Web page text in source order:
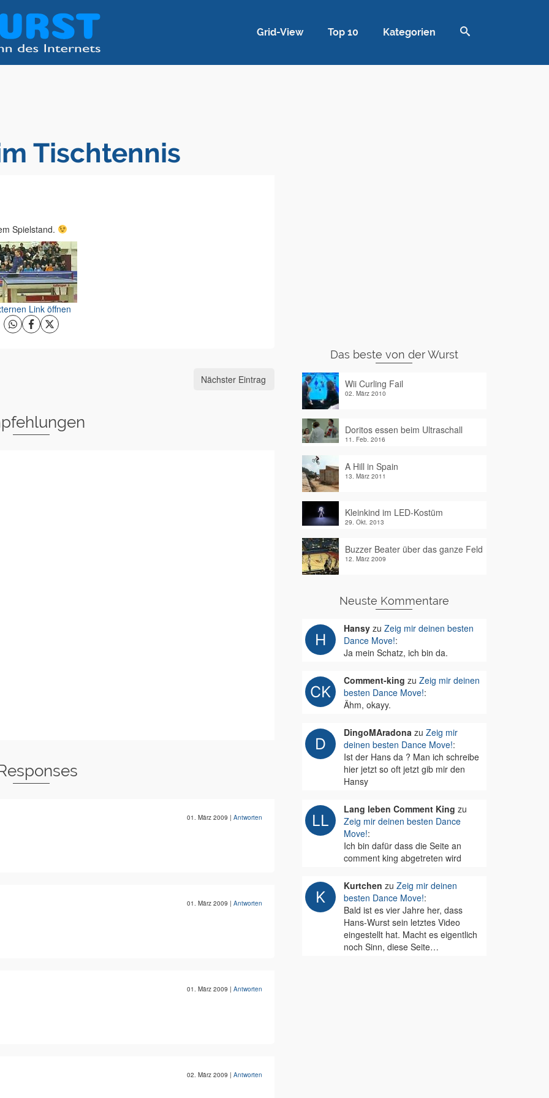
Grid-View Top 10 Kategorien
Tischtennis
Spielstand.
Link öffnen
Nächster Eintrag
01. März 2009 | Antworten
01. März 2009 | Antworten
01. März 2009 | Antworten
02. März 2009 | Antworten
Das beste von der Wurst
Wii Curling Fail
02. März 2010
Doritos essen beim Ultraschall
11. Feb. 2016
A Hill in Spain
13. März 2011
Kleinkind im LED-Kostüm
29. Okt. 2013
Buzzer Beater über das ganze Feld
12. März 2009
Neuste Kommentare
Hansyzu Zeig mir deinen besten
Dance Move!:
Ja mein Schatz, ich bin da.
Comment-king zu Zeig mir deinen
besten Dance Move!:
Ähm, okayy.
DingoMAradonazu Zeig mir
deinen besten Dance Move!:
Ist der Hans da ? Man ich schreibe
hier jetzt so oft jetzt gib mir den
Hansy
Lang leben Comment King zu
Zeig mir deinen besten Dance
Move!:
Ich bin dafür dass die Seite an
comment king abgetreten wird
Kurtchen zu Zeig mir deinen
besten Dance Move!:
Bald ist es vier Jahre her, dass
Hans-Wurst sein letztes Video
eingestellt hat. Macht es eigentlich
noch Sinn, diese Seite…